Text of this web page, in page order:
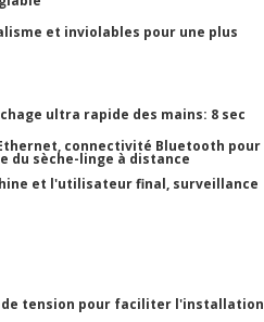
et inviolables pour une plus
ultra rapide des mains: 8 sec
connectivité Bluetooth pour
du sèche-linge à distance
et l'utilisateur final, surveillance
tension pour faciliter l'installation